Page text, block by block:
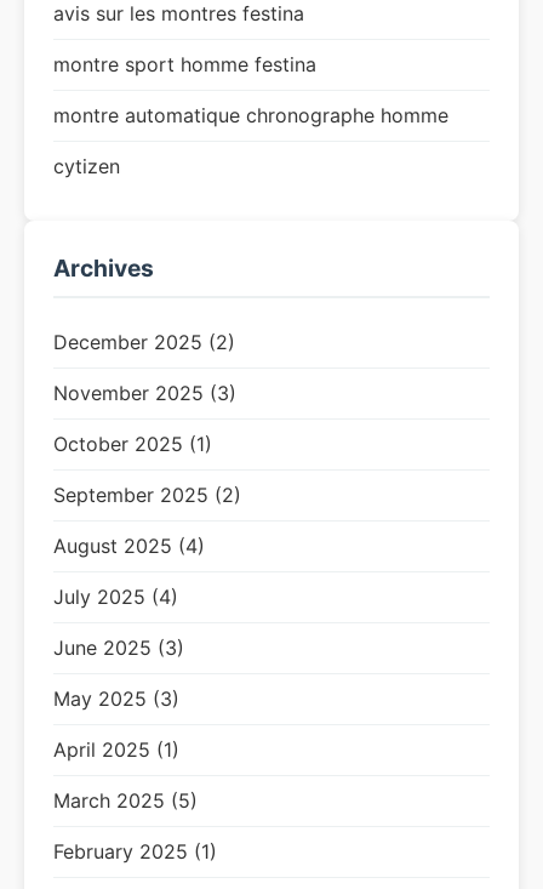
avis sur les montres festina
montre sport homme festina
montre automatique chronographe homme
cytizen
Archives
December 2025 (2)
November 2025 (3)
October 2025 (1)
September 2025 (2)
August 2025 (4)
July 2025 (4)
June 2025 (3)
May 2025 (3)
April 2025 (1)
March 2025 (5)
February 2025 (1)